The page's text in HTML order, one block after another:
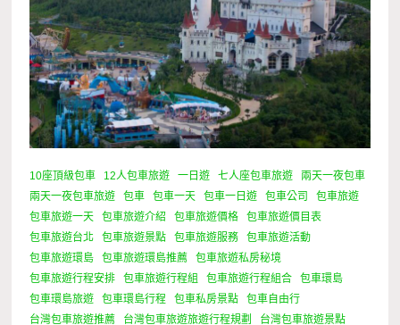
10座頂級包車 12人包車旅遊 一日遊 七人座包車旅遊
兩天一夜包車
兩天一夜包車旅遊
包車 包車一天 包車一日遊 包車公司
包車旅遊
包車旅遊一天
包車旅遊介紹 包車旅遊價格
包車旅遊價目表
包車旅遊台北
包車旅遊景點 包車旅遊服務
包車旅遊活動
包車旅遊環島
包車旅遊環島推薦
包車旅遊私房秘境
包車旅遊行程安排
包車旅遊行程組 包車旅遊行程組合
包車環島
包車環島旅遊
包車環島行程 包車私房景點
包車自由行
台灣包車旅遊推薦
台灣包車旅遊旅遊行程規劃
台灣包車旅遊景點